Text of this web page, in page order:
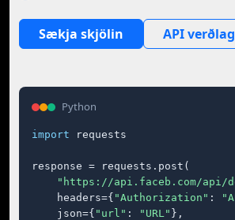
Sækja skjölin API
Python
import requests
response = requests.post(
"https://api.faceb.com/api/
    headers={
"Authorization" :
    json={
"url" : "URL" },